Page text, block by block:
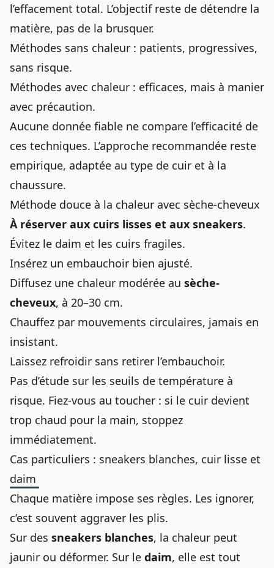
l’effacement total. L’objectif reste de détendre la
matière, pas de la brusquer.
Méthodes sans chaleur : patients, progressives,
sans risque.
Méthodes avec chaleur : efficaces, mais à manier
avec précaution.
Aucune donnée fiable ne compare l’efficacité de
ces techniques. L’approche recommandée reste
empirique, adaptée au type de cuir et à la
chaussure.
Méthode douce à la chaleur avec sèche-cheveux
À réserver aux cuirs lisses et aux sneakers.
Évitez le daim et les cuirs fragiles.
Insérez un embauchoir bien ajusté.
Diffusez une chaleur modérée au sèche-
cheveux, à 20–30 cm.
Chauffez par mouvements circulaires, jamais en
insistant.
Laissez refroidir sans retirer l’embauchoir.
Pas d’étude sur les seuils de température à
risque. Fiez-vous au toucher : si le cuir devient
trop chaud pour la main, stoppez
immédiatement.
Cas particuliers : sneakers blanches, cuir lisse et
daim
Chaque matière impose ses règles. Les ignorer,
c’est souvent aggraver les plis.
Sur des sneakers blanches, la chaleur peut
jaunir ou déformer. Sur le daim, elle est tout